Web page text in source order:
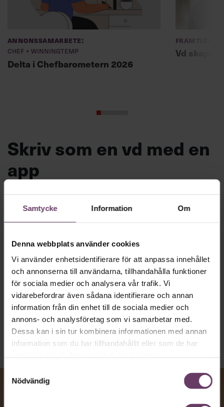
Samtycke Information Om
Denna webbplats använder cookies
Vi använder enhetsidentifierare för att anpassa innehållet
och annonserna till användarna, tillhandahålla funktioner
för sociala medier och analysera vår trafik. Vi
vidarebefordrar även sådana identifierare och annan
information från din enhet till de sociala medier och
annons- och analysföretag som vi samarbetar med.
Dessa kan i sin tur kombinera informationen med annan
information som du har tillhandahållit eller som de har
Nödvändig
Annonssamarbete:
Chef + Winningtemp
Delta i Chefbarometern 2026
Vd
Skriv som en vd med en
app
MVH VD
Kan en app som förvandlar
text till korthugget vd-språk – utan
artighetsfraser, men gärna stavfel – vara
vägen för den som vill nå fram till
toppcheferna?
Kommunikation
Text:
Fredrik Kullberg
Publicerad2026-08-07